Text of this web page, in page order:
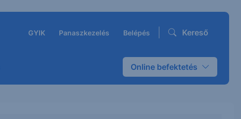
GYIK Panaszkezelés Belépés Kereső
Online befektetés